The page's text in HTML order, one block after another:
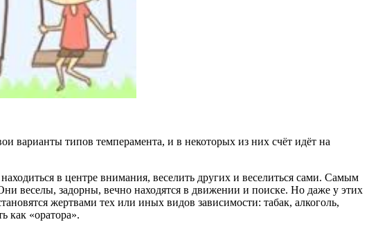
варианты типов темперамента, и в некоторых из них счёт идёт на
в центре внимания, веселить других и веселиться сами. Самым
веселы, задорны, вечно находятся в движении и поиске. Но даже у этих
жертвами тех или иных видов зависимости: табак, алкоголь,
как «оратора».